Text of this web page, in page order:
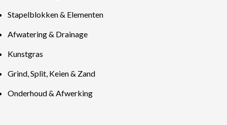
Stapelblokken & Elementen
Afwatering & Drainage
Kunstgras
Grind, Split, Keien & Zand
Onderhoud & Afwerking